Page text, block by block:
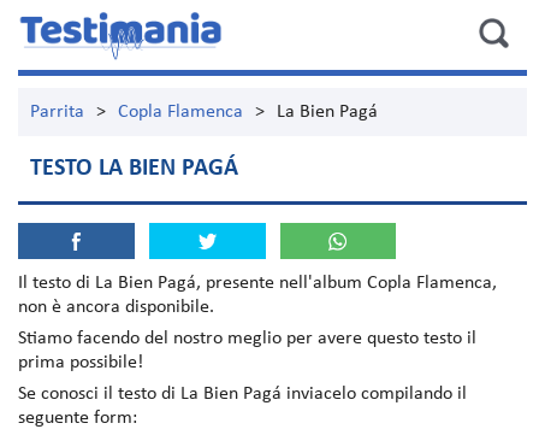
Parrita > Copla Flamenca > La Bien Pagá
TESTO LA BIEN PAGÁ
Il testo di La Bien Pagá, presente nell'album Copla Flamenca,
non è ancora disponibile.
Stiamo facendo del nostro meglio per avere questo testo il
prima possibile!
Se conosci il testo di La Bien Pagá inviacelo compilando il
seguente form: